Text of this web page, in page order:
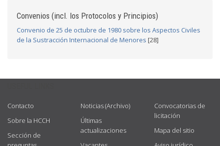
Convenios (incl. los Protocolos y Principios)
Convenio de 25 de octubre de 1980 sobre los Aspectos Civiles
de la Sustracción Internacional de Menores [28]
Contacto
Sobre la HCCH
Sección de
Noticias (Archivo)
Últimas
actualizaciones
Convocatorias de
licitación
Mapa del sitio